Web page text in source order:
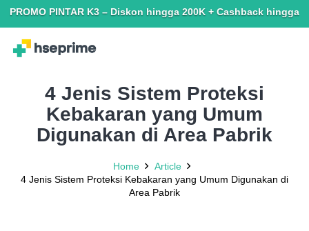
PINTAR K3 – Diskon hingga 200K + Cashback hingga
4 Jenis Sistem Proteksi
Kebakaran yang Umum
Digunakan di Area Pabrik
Home
Article
4 Jenis Sistem Proteksi Kebakaran yang Umum Digunakan di
Area Pabrik